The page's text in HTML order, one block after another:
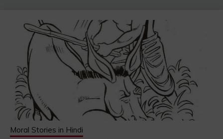
Moral Stories in Hindi